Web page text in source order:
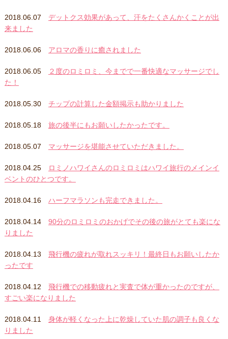
2018.06.07
デットクス効果があって、汗をたくさんかくことが出
来ました
2018.06.06 アロマの香りに癒されました
2018.06.05
２度のロミロミ、今までで一番快適なマッサージでし
た！
2018.05.30 チップの計算した金額掲示も助かりました
2018.05.18 旅の後半にもお願いしたかったです。
2018.05.07 マッサージを堪能させていただきました。
2018.04.25
ロミノハワイさんのロミロミはハワイ旅行のメインイ
ベントのひとつです。
2018.04.16 ハーフマラソンも完走できました。
2018.04.14
90分のロミロミのおかげでその後の旅がとても楽にな
りました
2018.04.13
飛行機の疲れが取れスッキリ！最終日もお願いしたか
ったです
2018.04.12
飛行機での移動疲れと実査で体が重かったのですが、
すごい楽になりました
2018.04.11
身体が軽くなった上に乾燥していた肌の調子も良くな
りました